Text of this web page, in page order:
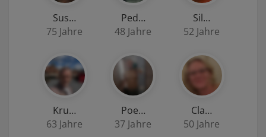
Sus…
75 Jahre
Ped…
48 Jahre
Sil…
52 Jahre
Kru…
63 Jahre
Poe…
37 Jahre
Cla…
50 Jahre